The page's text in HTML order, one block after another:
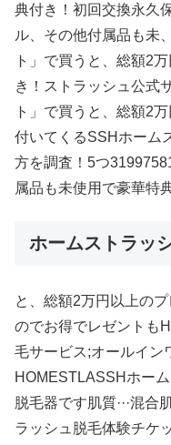
典付き！初回交換永久
ル、その他付属品も未
ト」で買うと、総額2
き！ストラッシュ公式
ト」で買うと、総額2
付いてくるSSHホーム
方を調査！5つ
属品も未使用で豪華特
ホームストラッ
と、総額2万円以上の
のでお得でレゼントも
毛サービス;オールイン
HOMESTLASSHホー
脱毛器です肌質···混合
ラッシュ脱毛体験チケ